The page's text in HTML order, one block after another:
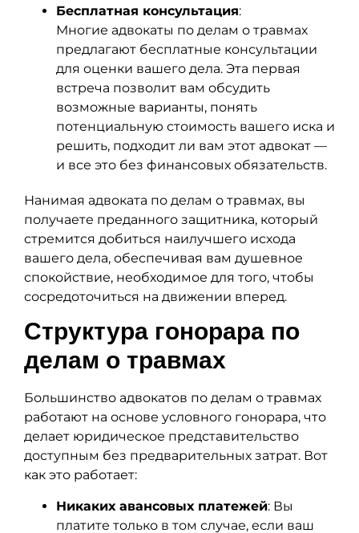
Бесплатная консультация:
Многие адвокаты по делам о травмах
предлагают бесплатные консультации
для оценки вашего дела. Эта первая
встреча позволит вам обсудить
возможные варианты, понять
потенциальную стоимость вашего иска и
решить, подходит ли вам этот адвокат —
и все это без финансовых обязательств.
Нанимая адвоката по делам о травмах, вы
получаете преданного защитника, который
стремится добиться наилучшего исхода
вашего дела, обеспечивая вам душевное
спокойствие, необходимое для того, чтобы
сосредоточиться на движении вперед.
Структура гонорара по
делам о травмах
Большинство адвокатов по делам о травмах
работают на основе условного гонорара, что
делает юридическое представительство
доступным без предварительных затрат. Вот
как это работает:
Никаких авансовых платежей: Вы
платите только в том случае, если ваш